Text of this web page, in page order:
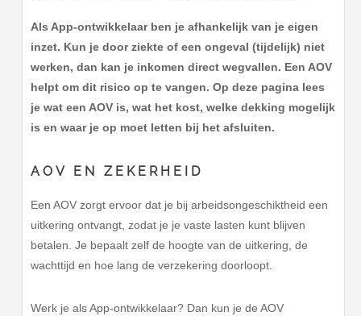
Als App-ontwikkelaar ben je afhankelijk van je eigen
inzet. Kun je door ziekte of een ongeval (tijdelijk) niet
werken, dan kan je inkomen direct wegvallen. Een AOV
helpt om dit risico op te vangen. Op deze pagina lees
je wat een AOV is, wat het kost, welke dekking mogelijk
is en waar je op moet letten bij het afsluiten.
AOV EN ZEKERHEID
Een AOV zorgt ervoor dat je bij arbeidsongeschiktheid een
uitkering ontvangt, zodat je je vaste lasten kunt blijven
betalen. Je bepaalt zelf de hoogte van de uitkering, de
wachttijd en hoe lang de verzekering doorloopt.
Werk je als App-ontwikkelaar? Dan kun je de AOV